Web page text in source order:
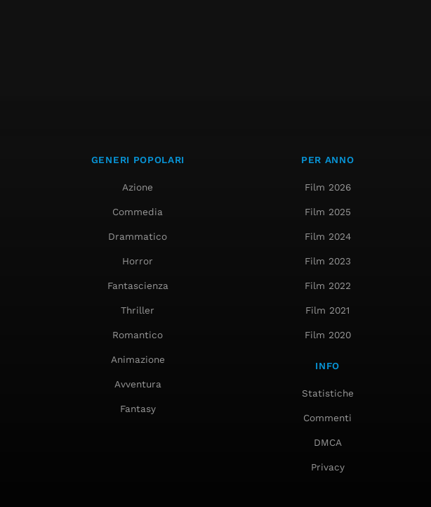
GENERI POPOLARI
Azione
Commedia
Drammatico
Horror
Fantascienza
Thriller
Romantico
Animazione
Avventura
Fantasy
PER ANNO
Film 2026
Film 2025
Film 2024
Film 2023
Film 2022
Film 2021
Film 2020
INFO
Statistiche
Commenti
DMCA
Privacy